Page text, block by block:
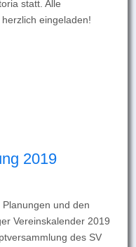
statt. Alle
eingeladen!
2019
und den
Vereinskalender 2019
des SV